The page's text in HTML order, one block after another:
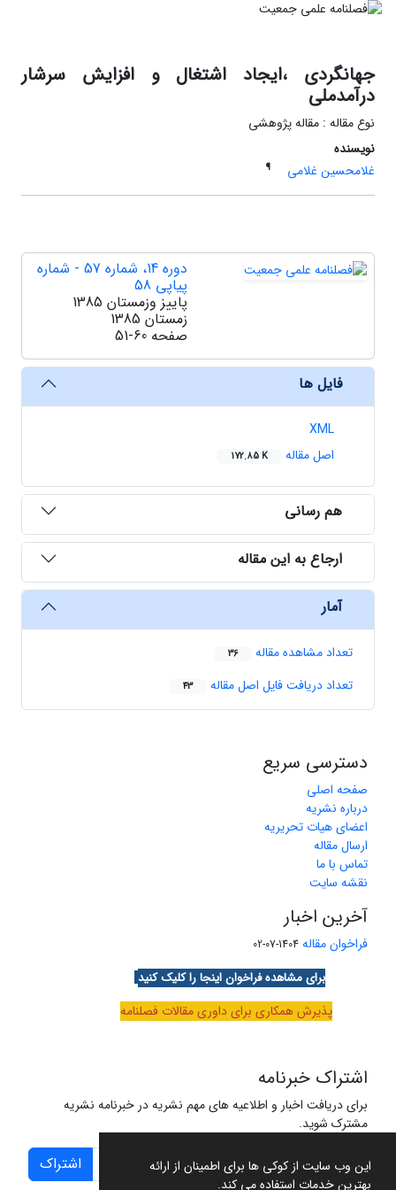
این وب سایت از کوکی ها برای اطمینان از ارائه
بهترین خدمات استفاده می کند.
جهانگردی ،ایجاد اشتغال و افزایش سرشار
درآمدملی
نوع مقاله : مقاله پژوهشی
نویسنده
غلامحسین غلامی
¶
دوره 14، شماره 57 - شماره
پیاپی 58
پاییز وزمستان 1385
زمستان 1385
صفحه 51-60
فایل ها
XML
اصل مقاله
172.85 K
هم رسانی
ارجاع به این مقاله
آمار
تعداد مشاهده مقاله 36
تعداد دریافت فایل اصل مقاله 43
دسترسی سریع
صفحه اصلی
درباره نشریه
اعضای هیات تحریریه
ارسال مقاله
تماس با ما
نقشه سایت
آخرین اخبار
فراخوان مقاله 1404-07-02
برای مشاهده فراخوان اینجا را کلیک کنید
پذیرش همکاری برای داوری مقالات فصلنامه
اشتراک خبرنامه
برای دریافت اخبار و اطلاعیه های مهم نشریه در خبرنامه نشریه
مشترک شوید.
اشتراک